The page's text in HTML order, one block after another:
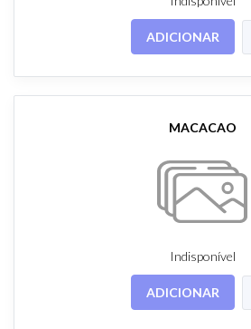
ADICIONAR
MACACAO
Indisponível
ADICIONAR